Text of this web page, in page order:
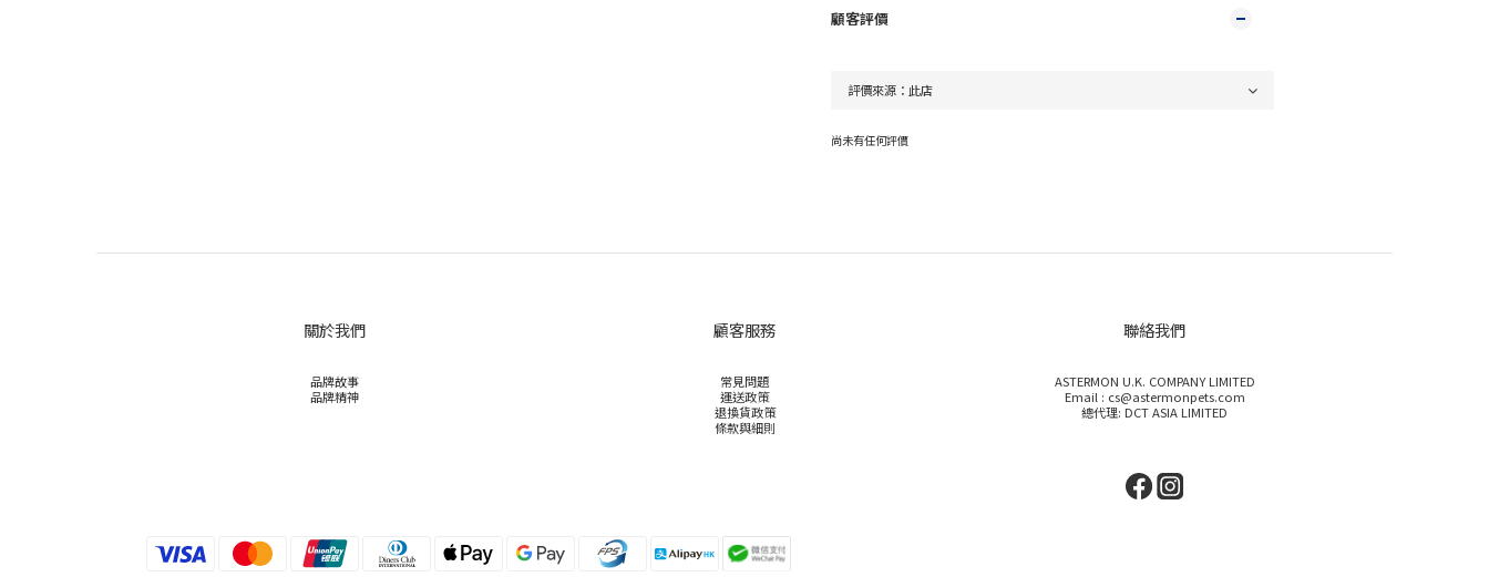
顧客評價
尚未有任何評價
關於我們
品牌故事
品牌精神
顧客服務
常見問題
運送政策
退換貨政策
條款與細則
聯絡我們
ASTERMON U.K. COMPANY LIMITED
Email : cs@astermonpets.com
總代理: DCT ASIA LIMITED